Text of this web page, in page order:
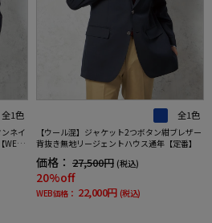
全1色
ネイ
WEB
全1色
【ウール混】ジャケット2つボタン紺ブレザー
背抜き無地リージェントハウス通年【定番】
価格： 27,500円 (税込)
20%off
WEB価格： 22,000円 (税込)